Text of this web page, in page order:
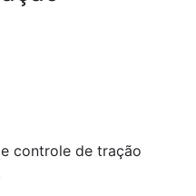
controle de tração